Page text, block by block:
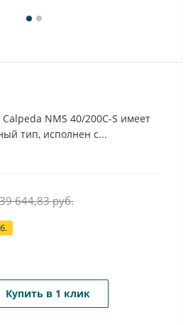
NMS 40/200C-S имеет
тип, исполнен с...
644,83руб.
Купить в 1 клик